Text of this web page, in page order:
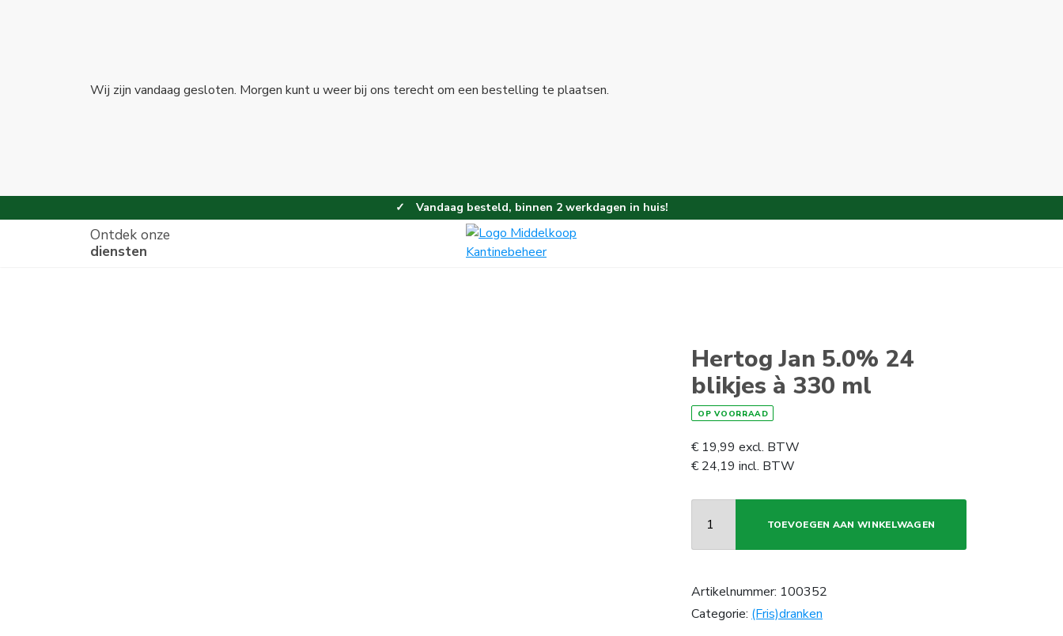
Wij zijn vandaag gesloten. Morgen kunt u weer bij ons terecht om een bestelling te plaatsen.
Vandaag besteld, binnen 2 werkdagen in huis!
Eenvoudig en gemakkelijk bestellen!
Gratis thuisbezorgd vanaf 100,-!
Ontdek onze
diensten
Hertog Jan 5.0% 24
blikjes à 330 ml
OP VOORRAAD
€ 19,99 excl. BTW
€ 24,19 incl. BTW
TOEVOEGEN AAN WINKELWAGEN
Artikelnummer: 100352
Categorie: (Fris)dranken